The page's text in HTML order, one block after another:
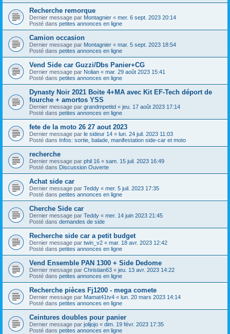
Recherche remorque
Dernier message par Montagnier « mer. 6 sept. 2023 20:14
Posté dans petites annonces en ligne
Camion occasion
Dernier message par Montagnier « mar. 5 sept. 2023 18:54
Posté dans petites annonces en ligne
Vend Side car Guzzi/Dbs Panier+CG
Dernier message par Nolian « mar. 29 août 2023 15:41
Posté dans petites annonces en ligne
Dynasty Noir 2021 Boite 4+MA avec Kit EF-Tech déport de
fourche + amortos YSS
Dernier message par grandmpetitd « jeu. 17 août 2023 17:14
Posté dans petites annonces en ligne
fete de la moto 26 27 aout 2023
Dernier message par le sideur 14 « lun. 24 juil. 2023 11:03
Posté dans Infos: sortie, balade, manifestation side-car et moto
recherche
Dernier message par phil 16 « sam. 15 juil. 2023 16:49
Posté dans Discussion Ouverte
Achat side car
Dernier message par Teddy « mer. 5 juil. 2023 17:35
Posté dans petites annonces en ligne
Cherche Side car
Dernier message par Teddy « mer. 14 juin 2023 21:45
Posté dans demandes de side
Recherche side car a petit budget
Dernier message par twin_v2 « mar. 18 avr. 2023 12:42
Posté dans petites annonces en ligne
Vend Ensemble PAN 1300 + Side Dedome
Dernier message par Christian63 « jeu. 13 avr. 2023 14:22
Posté dans petites annonces en ligne
Recherche pièces Fj1200 - mega comete
Dernier message par Mamat41tv4 « lun. 20 mars 2023 14:14
Posté dans petites annonces en ligne
Ceintures doubles pour panier
Dernier message par jolijojo « dim. 19 févr. 2023 17:35
Posté dans petites annonces en ligne